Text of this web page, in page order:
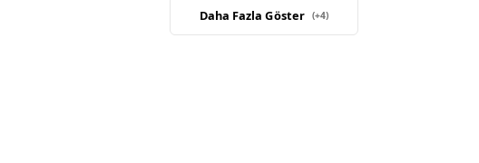
Daha Fazla Göster (+4)